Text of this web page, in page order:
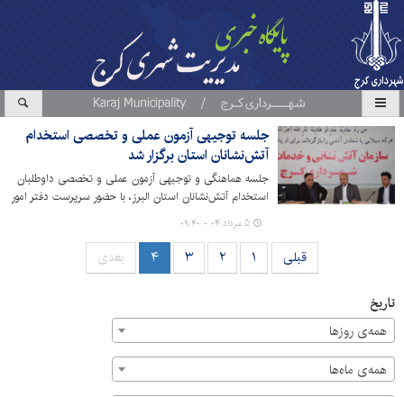
جلسه توجیهی آزمون عملی و تخصصی استخدام
آتش‌نشانان استان برگزار شد
جلسه هماهنگی و توجیهی آزمون عملی و تخصصی داوطلبان
استخدام آتش‌نشانان استان البرز، با حضور سرپرست دفتر امور
شهری و شوراهای استانداری البرز و رئیس کمیته برگزاری
آزمون، رئیس سازمان آتش‌نشانی و خدمات ایمنی شهرداری
کرج و داوران حاضر در فرآیند ارزیابی، برگزار شد.
۵ مرداد ۰۴ - ۰۹:۴۰
قبلی ۱ ۲ ۳ ۴ بعدی
تاریخ
همه‌ی روزها
همه‌ی ماه‌ها